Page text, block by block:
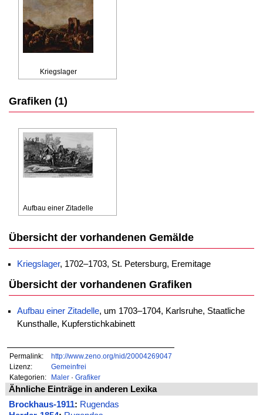
Kriegslager
Grafiken (1)
Aufbau einer Zitadelle
Übersicht der vorhandenen Gemälde
Kriegslager, 1702–1703, St. Petersburg, Eremitage
Übersicht der vorhandenen Grafiken
Aufbau einer Zitadelle, um 1703–1704, Karlsruhe, Staatliche
Kunsthalle, Kupferstichkabinett
Permalink:
http://www.zeno.org/nid/20004269047
Lizenz:
Gemeinfrei
Kategorien:
Maler· Grafiker
Ähnliche Einträge in anderen Lexika
Brockhaus-1911: Rugendas